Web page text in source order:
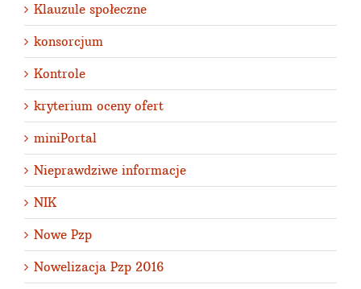
Klauzule społeczne
konsorcjum
Kontrole
kryterium oceny ofert
miniPortal
Nieprawdziwe informacje
NIK
Nowe Pzp
Nowelizacja Pzp 2016